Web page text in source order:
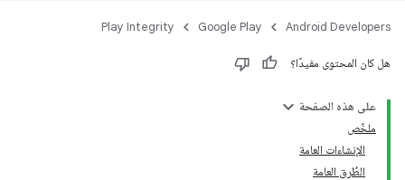
Android Developers
Google Play
Play Integrity
هل كان المحتوى مفيدًا؟
على هذه الصفحة
ملخّص
الإنشاءات العامة
الطُرق العامة